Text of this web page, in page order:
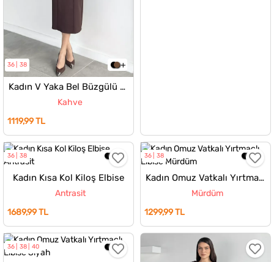
36 38
Kadın V Yaka Bel Büzgülü Elbise
Kahve
1119,99 TL
36 38
Kadın Kısa Kol Kiloş Elbise
Antrasit
1689,99 TL
36 38
Kadın Omuz Vatkalı Yırtmaçlı Elbise
Mürdüm
1299,99 TL
36 38 40